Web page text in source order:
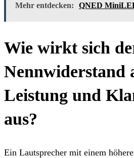
Mehr entdecken: QNED
Wie wirkt sich
Nennwiderstand
Leistung und
aus?
Ein Lautsprecher mit einem